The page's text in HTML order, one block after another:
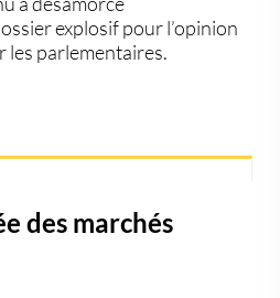
explosif pour l’opinion
les parlementaires.
des marchés